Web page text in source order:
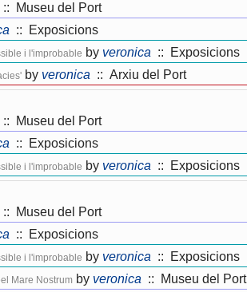
:: Museu del Port
:: Exposicions
i l'improbable by veronica :: Exposicions
by veronica :: Arxiu del Port
:: Museu del Port
:: Exposicions
i l'improbable by veronica :: Exposicions
:: Museu del Port
:: Exposicions
i l'improbable by veronica :: Exposicions
Mare Nostrum by veronica :: Museu del Port